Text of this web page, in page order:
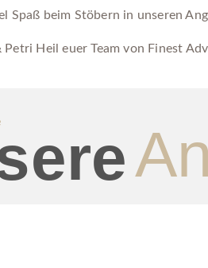
Spaß beim Stöbern in unseren
Heil euer Team von Finest